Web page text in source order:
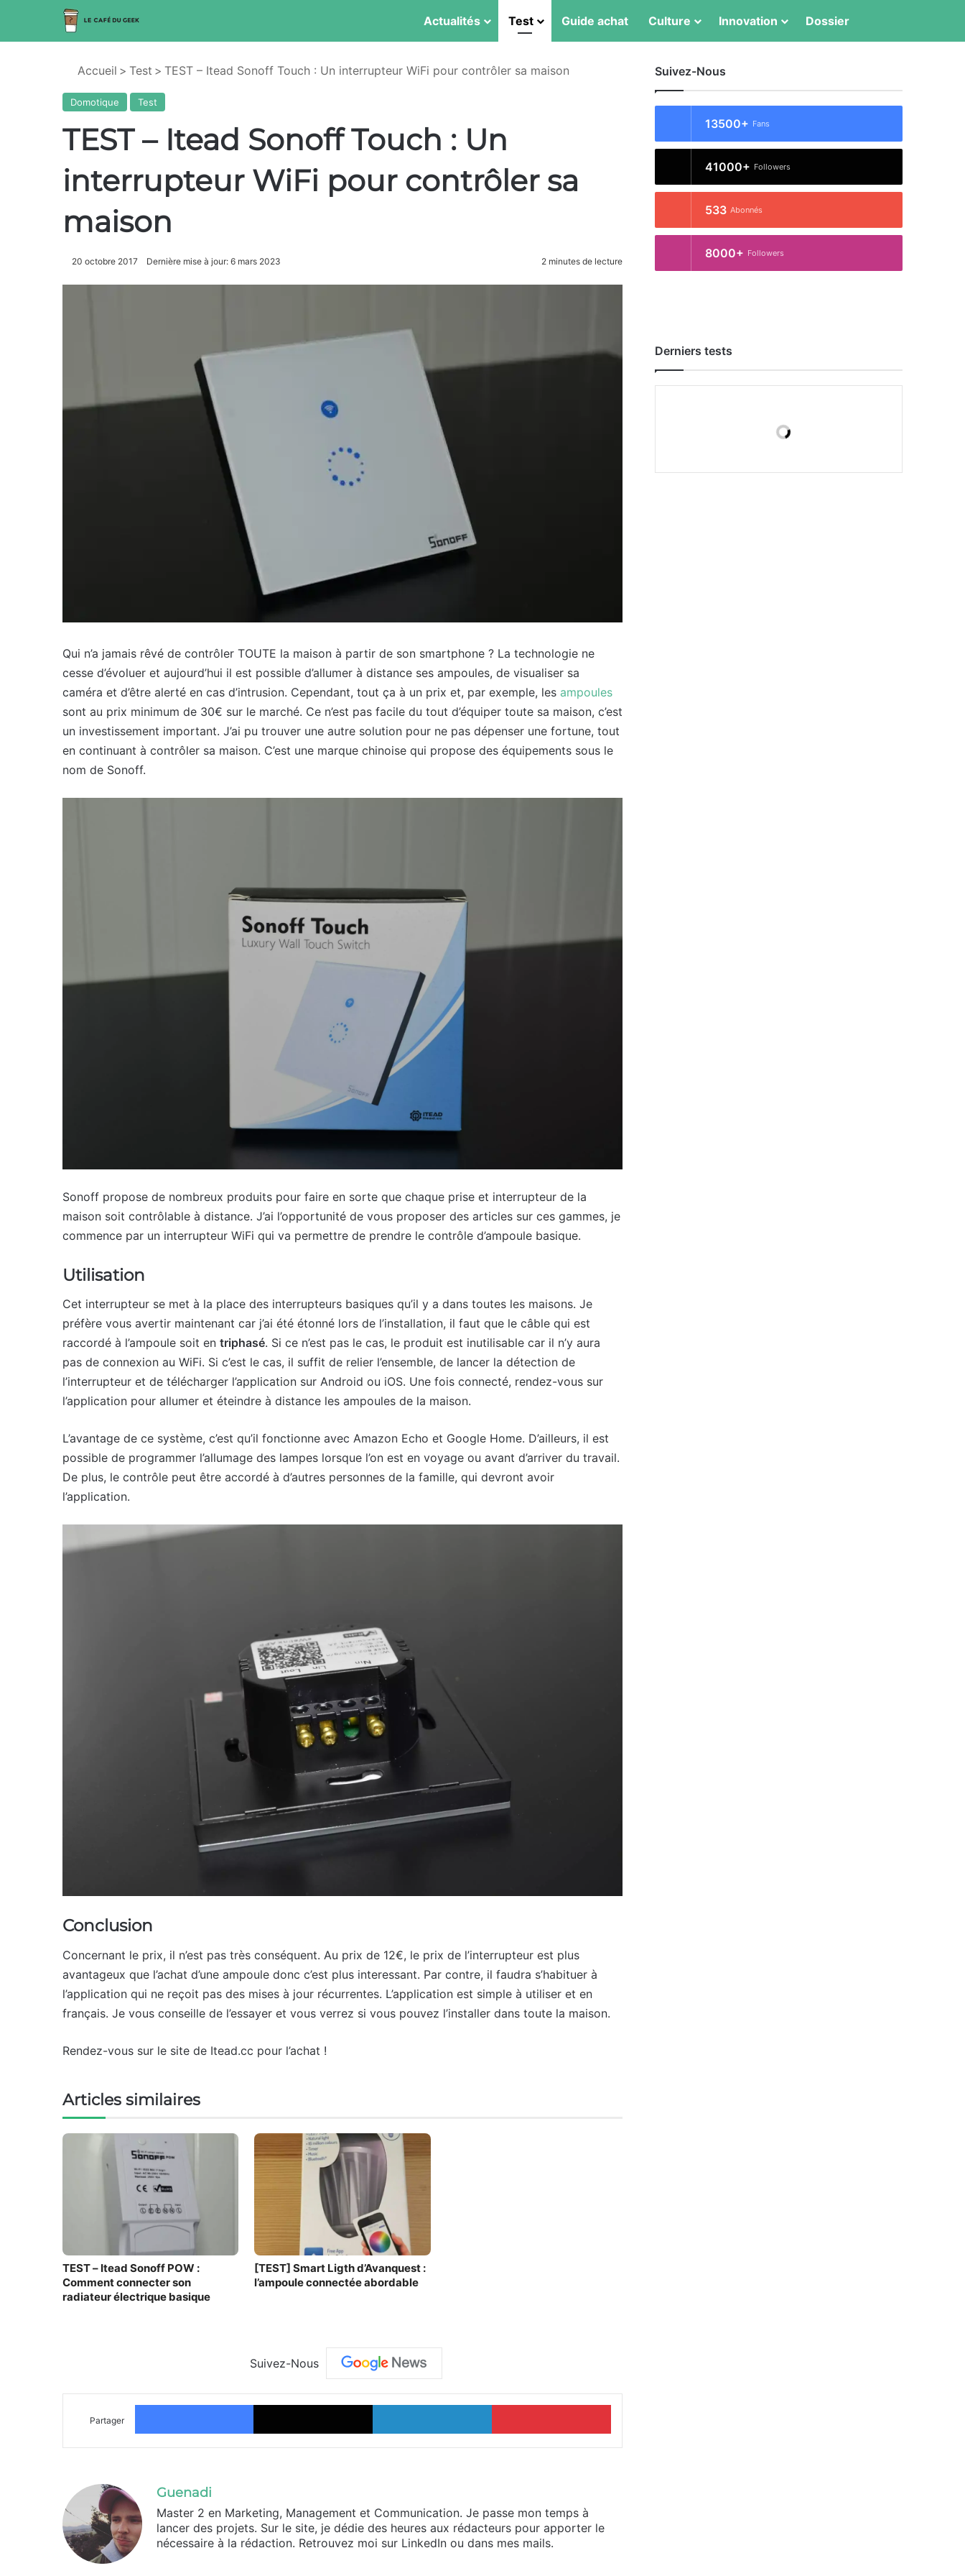
Actualités Test Guide achat Culture Innovation Dossier
Accueil > Test > TEST – Itead Sonoff Touch : Un interrupteur WiFi pour contrôler sa maison
Domotique Test
TEST – Itead Sonoff Touch : Un
interrupteur WiFi pour contrôler sa
maison
20 octobre 2017 Dernière mise à jour: 6 mars 2023 2 minutes de lecture
Qui n’a jamais rêvé de contrôler TOUTE la maison à partir de son smartphone ? La technologie ne
cesse d’évoluer et aujourd’hui il est possible d’allumer à distance ses ampoules, de visualiser sa
caméra et d’être alerté en cas d’intrusion. Cependant, tout ça à un prix et, par exemple, les ampoules
sont au prix minimum de 30€ sur le marché. Ce n’est pas facile du tout d’équiper toute sa maison, c’est
un investissement important. J’ai pu trouver une autre solution pour ne pas dépenser une fortune, tout
en continuant à contrôler sa maison. C’est une marque chinoise qui propose des équipements sous le
nom de Sonoff.
Sonoff propose de nombreux produits pour faire en sorte que chaque prise et interrupteur de la
maison soit contrôlable à distance. J’ai l’opportunité de vous proposer des articles sur ces gammes, je
commence par un interrupteur WiFi qui va permettre de prendre le contrôle d’ampoule basique.
Utilisation
Cet interrupteur se met à la place des interrupteurs basiques qu’il y a dans toutes les maisons. Je
préfère vous avertir maintenant car j’ai été étonné lors de l’installation, il faut que le câble qui est
raccordé à l’ampoule soit en triphasé. Si ce n’est pas le cas, le produit est inutilisable car il n’y aura
pas de connexion au WiFi. Si c’est le cas, il suffit de relier l’ensemble, de lancer la détection de
l’interrupteur et de télécharger l’application sur Android ou iOS. Une fois connecté, rendez-vous sur
l’application pour allumer et éteindre à distance les ampoules de la maison.
L’avantage de ce système, c’est qu’il fonctionne avec Amazon Echo et Google Home. D’ailleurs, il est
possible de programmer l’allumage des lampes lorsque l’on est en voyage ou avant d’arriver du travail.
De plus, le contrôle peut être accordé à d’autres personnes de la famille, qui devront avoir
l’application.
Conclusion
Concernant le prix, il n’est pas très conséquent. Au prix de 12€, le prix de l’interrupteur est plus
avantageux que l’achat d’une ampoule donc c’est plus interessant. Par contre, il faudra s’habituer à
l’application qui ne reçoit pas des mises à jour récurrentes. L’application est simple à utiliser et en
français. Je vous conseille de l’essayer et vous verrez si vous pouvez l’installer dans toute la maison.
Rendez-vous sur le site de Itead.cc pour l’achat !
Articles similaires
TEST – Itead Sonoff POW :
Comment connecter son
radiateur électrique basique
[TEST] Smart Ligth d’Avanquest :
l’ampoule connectée abordable
Suivez-Nous
Partager
Facebook X Linkedin
Guenadi
Master 2 en Marketing, Management et Communication. Je passe mon temps à
lancer des projets. Sur le site, je dédie des heures aux rédacteurs pour apporter le
nécessaire à la rédaction. Retrouvez moi sur LinkedIn ou dans mes mails.
Suivez-Nous
13500+ Fans
41000+ Followers
533 Abonnés
8000+ Followers
Derniers tests